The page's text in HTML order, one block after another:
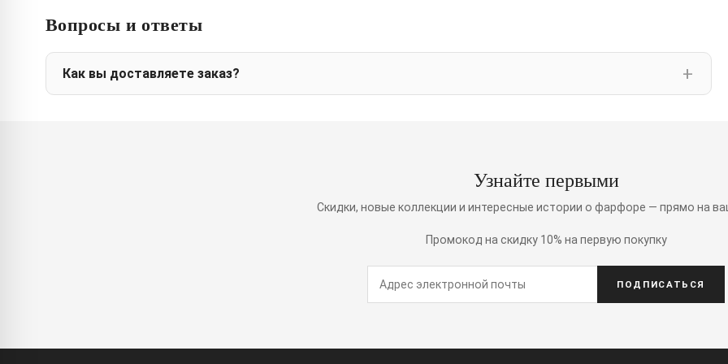
Вопросы и ответы
Как вы доставляете заказ?
Узнайте первыми
Скидки, новые коллекции и интересные истории о фарфоре — прямо на
Промокод на скидку 10% на первую покупку
ПОДПИСАТЬСЯ